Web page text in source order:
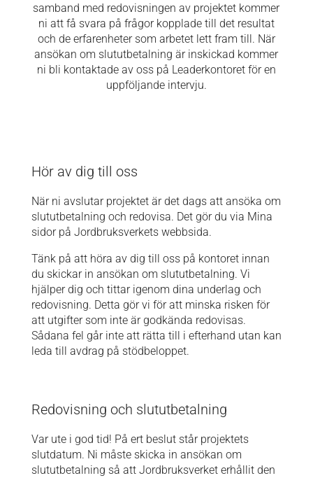
samband med redovisningen av projektet kommer
ni att få svara på frågor kopplade till det resultat
och de erfarenheter som arbetet lett fram till. När
ansökan om slututbetalning är inskickad kommer
ni bli kontaktade av oss på Leaderkontoret för en
uppföljande intervju.
Hör av dig till oss
När ni avslutar projektet är det dags att ansöka om
slututbetalning och redovisa. Det gör du via Mina
sidor på Jordbruksverkets webbsida.
Tänk på att höra av dig till oss på kontoret innan
du skickar in ansökan om slututbetalning. Vi
hjälper dig och tittar igenom dina underlag och
redovisning. Detta gör vi för att minska risken för
att utgifter som inte är godkända redovisas.
Sådana fel går inte att rätta till i efterhand utan kan
leda till avdrag på stödbeloppet.
Redovisning och slututbetalning
Var ute i god tid! På ert beslut står projektets
slutdatum. Ni måste skicka in ansökan om
slututbetalning så att Jordbruksverket erhållit den